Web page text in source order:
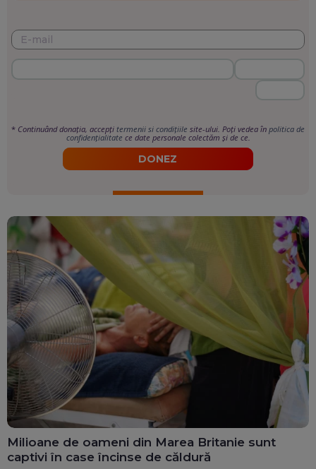
* Continuând donația, accepți termenii si condițiile site-ului. Poți vedea în politica de
confidențialitate ce date personale colectăm și de ce.
DONEZ
Milioane de oameni din Marea Britanie sunt
captivi în case încinse de căldură